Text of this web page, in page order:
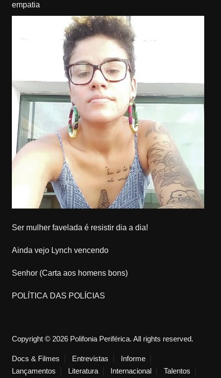
empatia
Ser mulher favelada é resistir dia a dia!
Ainda vejo Lynch vencendo
Senhor (Carta aos homens bons)
POLÍTICA DAS POLÍCIAS
Copyright © 2026 Polifonia Periférica. All rights reserved.
Docs & Filmes Entrevistas
Informe
Lançamentos
Literatura Internacional Talentos